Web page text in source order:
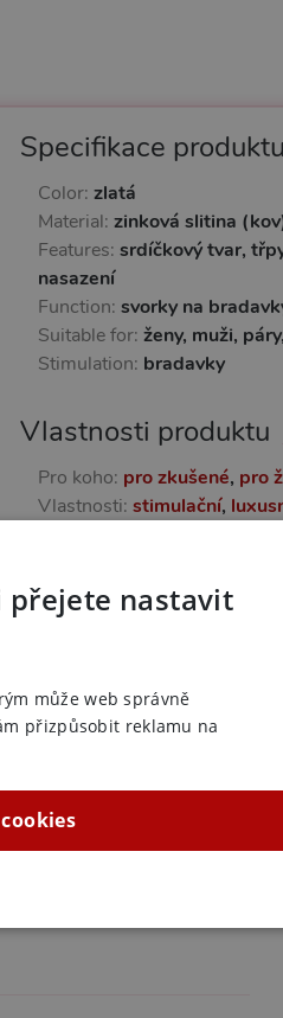
Specifikace produktu
Color: zlatá
Material: zinková slitina
Features: srdíčkový tvar,
nasazení
Function: svorky na
Suitable for: ženy, muži,
Stimulation: bradavky
Vlastnosti produktu
Pro koho: pro zkušené, pro
Vlastnosti: stimulační,
Další informace
Výrobce: Liebe Seele
Skřipce, svorky
Skřipce, svorky kov
přejete nastavit
může web správně
přizpůsobit reklamu na
FUNKČNÍ